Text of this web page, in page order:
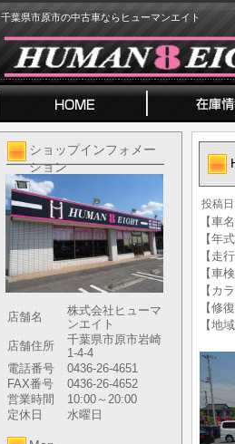
千葉県市原市の中古車ならヒューマンエイト
ショップインフォメー
ション
店舗名
株式会社ヒューマ
ンエイト
店舗住所
千葉県市原市岩崎
1-4-4
電話番号
0436-26-4651
FAX番号
0436-26-4652
営業時間
10:00～20:00
定休日
水曜日
投稿日
【車
【年
【走
【車
【カ
【修
【地